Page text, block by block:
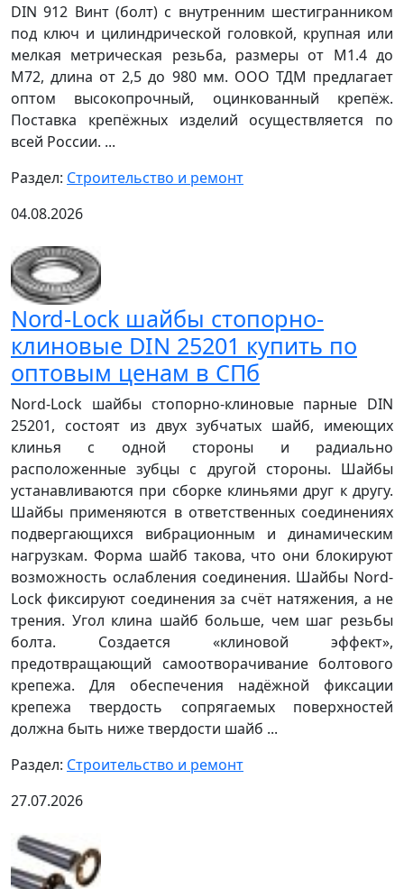
DIN 912 Винт (болт) с внутренним шестигранником
под ключ и цилиндрической головкой, крупная или
мелкая метрическая резьба, размеры от М1.4 до
М72, длина от 2,5 до 980 мм. ООО ТДМ предлагает
оптом высокопрочный, оцинкованный крепёж.
Поставка крепёжных изделий осуществляется по
всей России. ...
Раздел: Строительство и ремонт
04.08.2026
Nord-Lock шайбы стопорно-
клиновые DIN 25201 купить по
оптовым ценам в СПб
Nord-Lock шайбы стопорно-клиновые парные DIN
25201, состоят из двух зубчатых шайб, имеющих
клинья с одной стороны и радиально
расположенные зубцы с другой стороны. Шайбы
устанавливаются при сборке клиньями друг к другу.
Шайбы применяются в ответственных соединениях
подвергающихся вибрационным и динамическим
нагрузкам. Форма шайб такова, что они блокируют
возможность ослабления соединения. Шайбы Nord-
Lock фиксируют соединения за счёт натяжения, а не
трения. Угол клина шайб больше, чем шаг резьбы
болта. Создается «клиновой эффект»,
предотвращающий самоотворачивание болтового
крепежа. Для обеспечения надёжной фиксации
крепежа твердость сопрягаемых поверхностей
должна быть ниже твердости шайб ...
Раздел: Строительство и ремонт
27.07.2026